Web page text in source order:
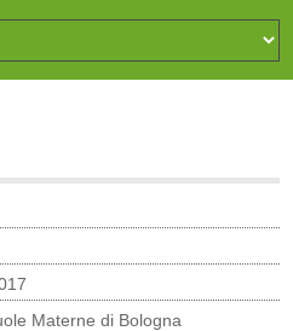
Materne di Bologna